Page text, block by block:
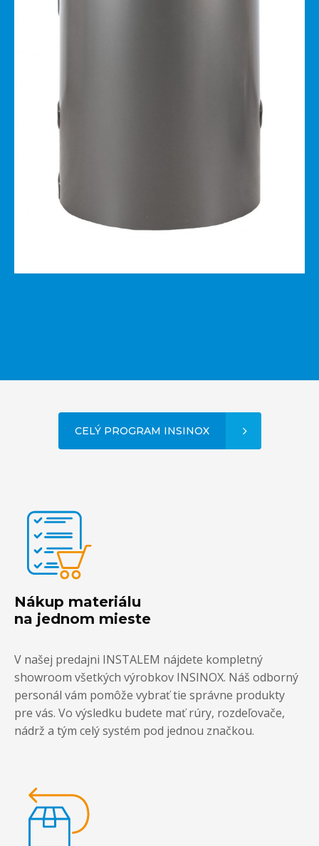
CELÝ PROGRAM INSINOX
Nákup materiálu
na jednom mieste
V našej predajni INSTALEM nájdete kompletný
showroom všetkých výrobkov INSINOX. Náš odborný
personál vám pomôže vybrať tie správne produkty
pre vás. Vo výsledku budete mať rúry, rozdeľovače,
nádrž a tým celý systém pod jednou značkou.